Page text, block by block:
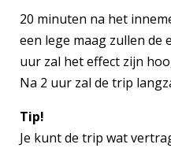
20 minuten na het
een lege maag zullen de
uur zal het effect zijn
Na 2 uur zal de trip
Tip!
Je kunt de trip wat